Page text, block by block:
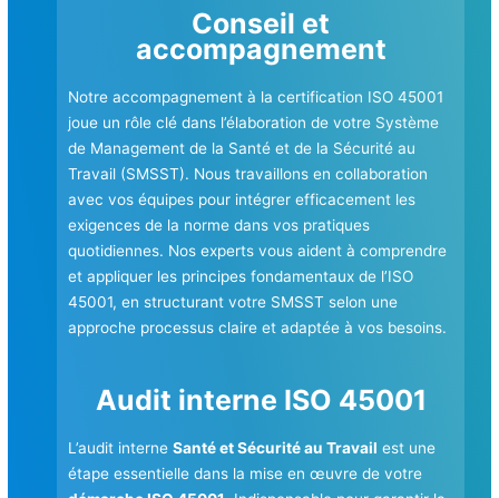
Conseil et
accompagnement
Notre accompagnement à la certification ISO 45001
joue un rôle clé dans l’élaboration de votre Système
de Management de la Santé et de la Sécurité au
Travail (SMSST). Nous travaillons en collaboration
avec vos équipes pour intégrer efficacement les
exigences de la norme dans vos pratiques
quotidiennes. Nos experts vous aident à comprendre
et appliquer les principes fondamentaux de l’ISO
45001, en structurant votre SMSST selon une
approche processus claire et adaptée à vos besoins.
Audit interne ISO 45001
L’audit interneSanté et Sécurité au Travail est une
étape essentielle dans la mise en œuvre de votre